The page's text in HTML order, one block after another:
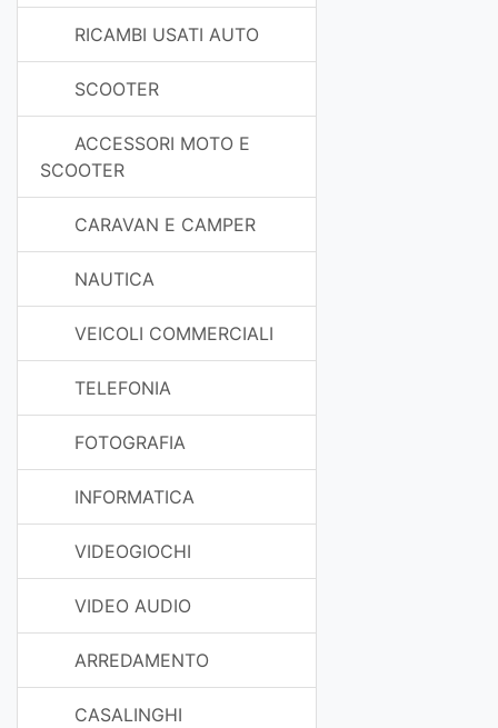
RICAMBI USATI AUTO
SCOOTER
ACCESSORI MOTO E
SCOOTER
CARAVAN E CAMPER
NAUTICA
VEICOLI COMMERCIALI
TELEFONIA
FOTOGRAFIA
INFORMATICA
VIDEOGIOCHI
VIDEO AUDIO
ARREDAMENTO
CASALINGHI